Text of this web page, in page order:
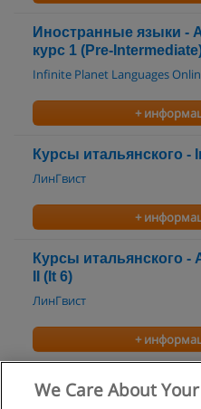
Иностранные языки -
курс 1 (Pre-
Infinite Planet Languages
+
Курсы итальянского -
ЛинГвист
+
Курсы итальянского -
II (It 6)
ЛинГвист
+
Курсы английского по
We Care About